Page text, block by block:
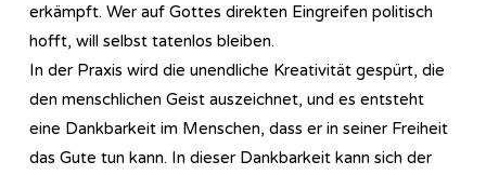
erkämpft. Wer auf Gottes direkten Eingreifen politisch
hofft, will selbst tatenlos bleiben.
In der Praxis wird die unendliche Kreativität gespürt, die
den menschlichen Geist auszeichnet, und es entsteht
eine Dankbarkeit im Menschen, dass er in seiner Freiheit
das Gute tun kann. In dieser Dankbarkeit kann sich der